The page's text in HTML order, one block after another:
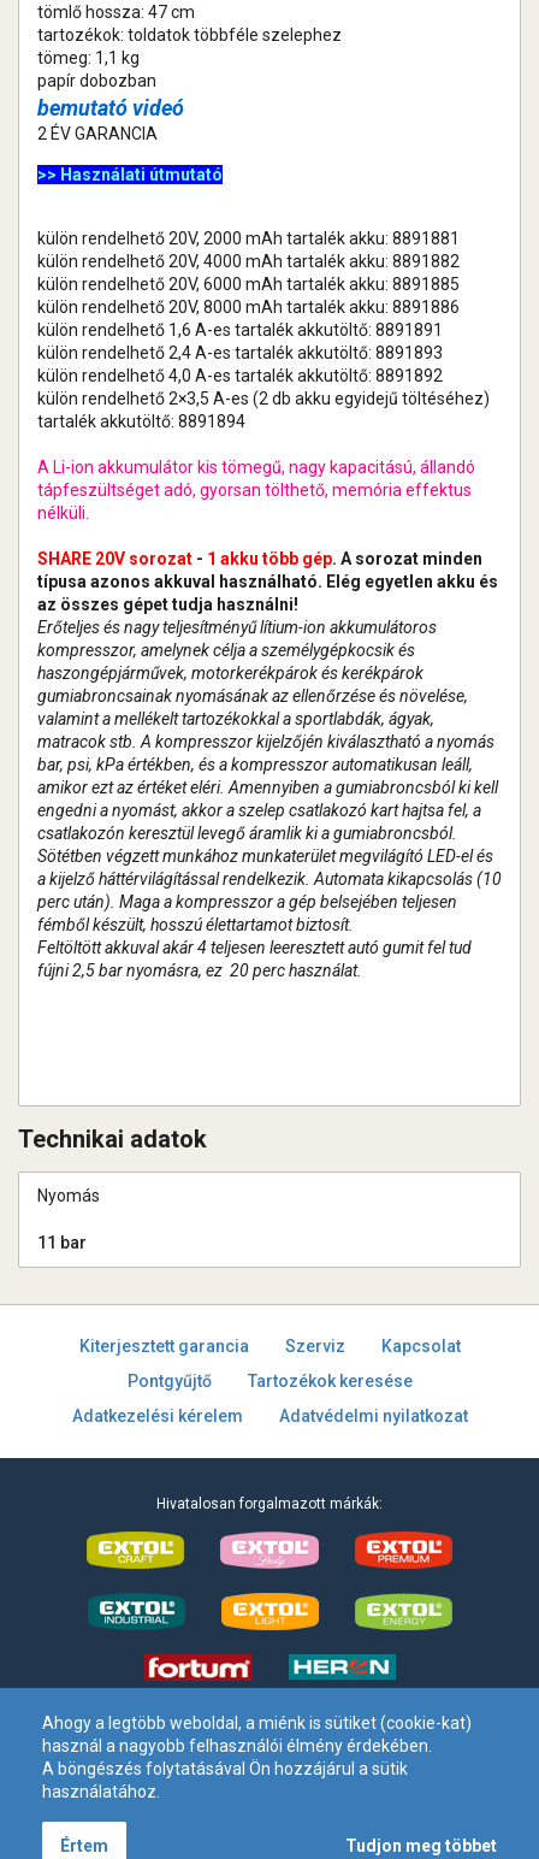
tömlő hossza: 47 cm
tartozékok: toldatok többféle szelephez
tömeg: 1,1 kg
papír dobozban
bemutató videó
2 ÉV GARANCIA
>> Használati útmutató
külön rendelhető 20V, 2000 mAh tartalék akku: 8891881
külön rendelhető 20V, 4000 mAh tartalék akku: 8891882
külön rendelhető 20V, 6000 mAh tartalék akku: 8891885
külön rendelhető 20V, 8000 mAh tartalék akku: 8891886
külön rendelhető 1,6 A-es tartalék akkutöltő: 8891891
külön rendelhető 2,4 A-es tartalék akkutöltő: 8891893
külön rendelhető 4,0 A-es tartalék akkutöltő: 8891892
külön rendelhető 2×3,5 A-es (2 db akku egyidejű töltéséhez)
tartalék akkutöltő: 8891894
A Li-ion akkumulátor kis tömegű, nagy kapacitású, állandó
tápfeszültséget adó, gyorsan tölthető, memória effektus
nélküli.
SHARE 20V sorozat - 1 akku több gép. A sorozat minden
típusa azonos akkuval használható. Elég egyetlen akku és
az összes gépet tudja használni!
Erőteljes és nagy teljesítményű lítium-ion akkumulátoros
kompresszor, amelynek célja a személygépkocsik és
haszongépjárművek, motorkerékpárok és kerékpárok
gumiabroncsainak nyomásának az ellenőrzése és növelése,
valamint a mellékelt tartozékokkal a sportlabdák, ágyak,
matracok stb. A kompresszor kijelzőjén kiválasztható a nyomás
bar, psi, kPa értékben, és a kompresszor automatikusan leáll,
amikor ezt az értéket eléri. Amennyiben a gumiabroncsból ki kell
engedni a nyomást, akkor a szelep csatlakozó kart hajtsa fel, a
csatlakozón keresztül levegő áramlik ki a gumiabroncsból.
Sötétben végzett munkához munkaterület megvilágító LED-el és
a kijelző háttérvilágítással rendelkezik. Automata kikapcsolás (10
perc után). Maga a kompresszor a gép belsejében teljesen
fémből készült, hosszú élettartamot biztosít.
Feltöltött akkuval akár 4 teljesen leeresztett autó gumit fel tud
fújni 2,5 bar nyomásra, ez 20 perc használat.
Technikai adatok
Nyomás
11 bar
Kiterjesztett garancia Szerviz
Kapcsolat
Pontgyűjtő
Tartozékok keresése
Adatkezelési kérelem
Adatvédelmi nyilatkozat
Hivatalosan forgalmazott márkák:
Madal Bal Kft. –1173 Budapest, Régivám köz 2. – Tel:
1620 – E-mail: info[kukac]madalbal[pont]hu
Minden jog fenntartva. © Madal Bal Kft. 2020
Ahogy a legtöbb weboldal, a miénk is sütiket (cookie-kat)
használ a nagyobb felhasználói élmény érdekében.
A böngészés folytatásával Ön hozzájárul a sütik
használatához.
Értem Tudjon meg többet